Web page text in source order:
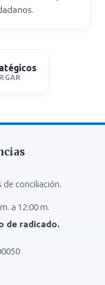
de conciliación.
a 12:00 m.
de radicado.